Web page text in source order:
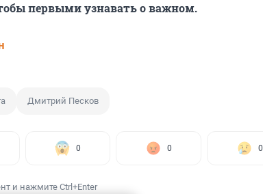
первыми узнавать о важном.
Дмитрий Песков
0 0 0
и нажмите Ctrl+Enter